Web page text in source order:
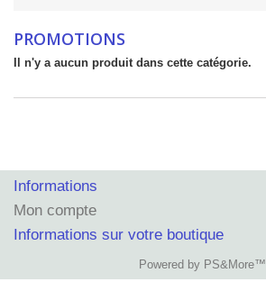
PROMOTIONS
Il n'y a aucun produit dans cette catégorie.
Informations
Mon compte
Informations sur votre boutique
Powered by PS&More™